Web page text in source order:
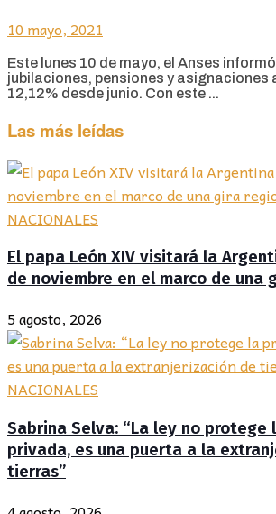
10 mayo, 2021
Este lunes 10 de mayo, el Anses
jubilaciones, pensiones y asignaciones
12,12% desde junio. Con este ...
Las más leídas
NACIONALES
El papa León XIV visitará la
de noviembre en el marco de una
5 agosto, 2026
NACIONALES
Sabrina Selva: “La ley no protege
privada, es una puerta a la
tierras”